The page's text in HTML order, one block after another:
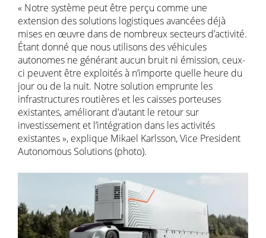
« Notre système peut être perçu comme une
extension des solutions logistiques avancées déjà
mises en œuvre dans de nombreux secteurs d’activité.
Étant donné que nous utilisons des véhicules
autonomes ne générant aucun bruit ni émission, ceux-
ci peuvent être exploités à n’importe quelle heure du
jour ou de la nuit. Notre solution emprunte les
infrastructures routières et les caisses porteuses
existantes, améliorant d’autant le retour sur
investissement et l’intégration dans les activités
existantes », explique Mikael Karlsson, Vice President
Autonomous Solutions (photo).